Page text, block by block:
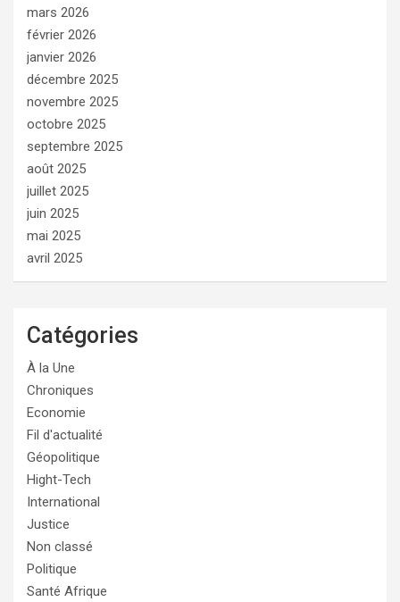
mars 2026
février 2026
janvier 2026
décembre 2025
novembre 2025
octobre 2025
septembre 2025
août 2025
juillet 2025
juin 2025
mai 2025
avril 2025
Catégories
À la Une
Chroniques
Economie
Fil d'actualité
Géopolitique
Hight-Tech
International
Justice
Non classé
Politique
Santé Afrique